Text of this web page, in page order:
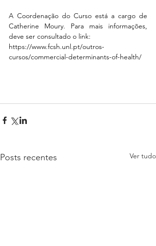
A Coordenação do Curso está a cargo de
Catherine Moury.
Para mais informações,
deve ser consultado o link:
https://www.fcsh.unl.pt/outros-
cursos/commercial-determinants-of-health/
Posts recentes Ver tudo